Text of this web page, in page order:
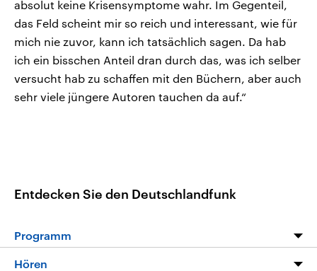
absolut keine Krisensymptome wahr. Im Gegenteil,
das Feld scheint mir so reich und interessant, wie für
mich nie zuvor, kann ich tatsächlich sagen. Da hab
ich ein bisschen Anteil dran durch das, was ich selber
versucht hab zu schaffen mit den Büchern, aber auch
sehr viele jüngere Autoren tauchen da auf.“
Entdecken Sie den Deutschlandfunk
Programm
Hören